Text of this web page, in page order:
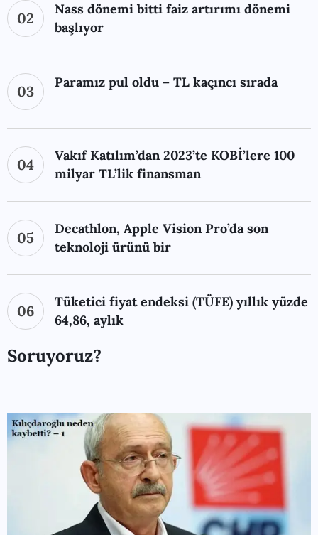
02
Nass dönemi bitti faiz artırımı dönemi
başlıyor
03
Paramız pul oldu – TL kaçıncı sırada
04
Vakıf Katılım’dan 2023’te KOBİ’lere 100
milyar TL’lik finansman
05
Decathlon, Apple Vision Pro’da son
teknoloji ürünü bir
06
Tüketici fiyat endeksi (TÜFE) yıllık yüzde
64,86, aylık
Soruyoruz?